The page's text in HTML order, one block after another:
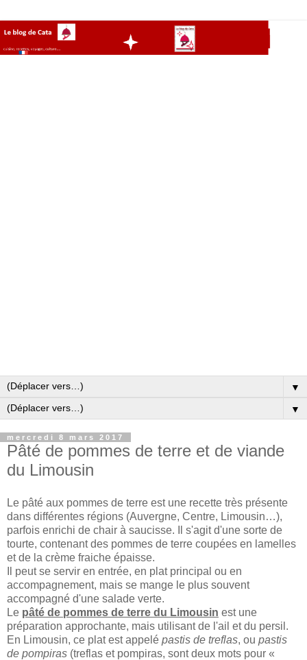
▼
▼
mercredi 8 mars 2017
Pâté de pommes de terre et de viande
du Limousin
Le pâté aux pommes de terre est une recette très présente
dans différentes régions (Auvergne, Centre, Limousin…),
parfois enrichi de chair à saucisse. Il s'agit d'une sorte de
tourte, contenant des pommes de terre coupées en lamelles
et de la crème fraiche épaisse.
Il peut se servir en entrée, en plat principal ou en
accompagnement, mais se mange le plus souvent
accompagné d'une salade verte.
Le pâté de pommes de terre du Limousin est une
préparation approchante, mais utilisant de l'ail et du persil.
En Limousin, ce plat est appelé pastis de treflas, ou pastis
de pompiras (treflas et pompiras, sont deux mots pour «